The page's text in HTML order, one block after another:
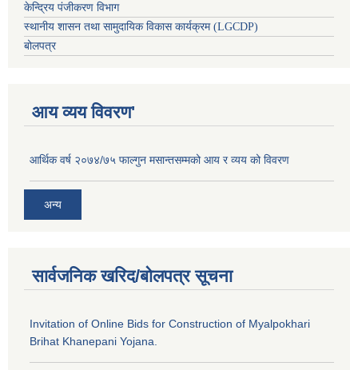
केन्द्रिय पंजीकरण विभाग
स्थानीय शासन तथा सामुदायिक विकास कार्यक्रम (LGCDP)
बोलपत्र
आय व्यय विवरण'
आर्थिक वर्ष २०७४/७५ फाल्गुन मसान्तसम्मको आय र व्यय को विवरण
अन्य
सार्वजनिक खरिद/बोलपत्र सूचना
Invitation of Online Bids for Construction of Myalpokhari
Brihat Khanepani Yojana.